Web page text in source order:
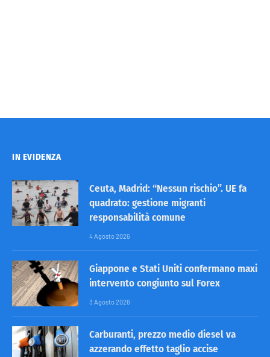
IN EVIDENZA
Ceuta, Madrid: “Nessun rischio”. UE fa
quadrato: gestione migranti
responsabilità comune
4 Agosto 2026
Giappone e Stati Uniti confermano maxi
intervento congiunto sul Forex
3 Agosto 2026
Carburanti, prezzo medio diesel va
azzerando effetto taglio accise